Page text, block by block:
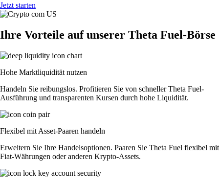
Jetzt starten
Ihre Vorteile auf unserer Theta Fuel-Börse
Hohe Marktliquidität nutzen
Handeln Sie reibungslos. Profitieren Sie von schneller Theta Fuel-
Ausführung und transparenten Kursen durch hohe Liquidität.
Flexibel mit Asset-Paaren handeln
Erweitern Sie Ihre Handelsoptionen. Paaren Sie Theta Fuel flexibel mit
Fiat-Währungen oder anderen Krypto-Assets.